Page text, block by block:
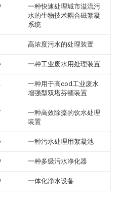
一种快速处理城市溢流污
水的生物技术耦合磁絮凝
系统
高浓度污水的处理装置
一种工业废水用处理装置
一种用于高cod工业废水
增强型双塔芬顿装置
一种高效除藻的饮水处理
装置
一种污水处理用絮凝池
一种多级污水净化器
一体化净水设备